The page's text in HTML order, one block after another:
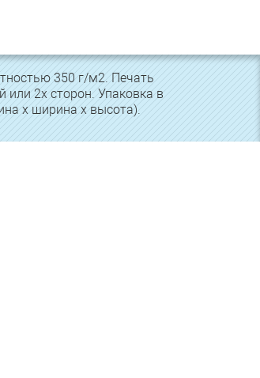
350 г/м2. Печать
2х сторон. Упаковка в
х ширина х высота).